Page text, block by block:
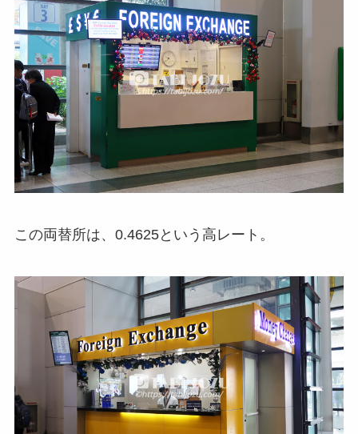
この両替所は、0.4625という高レート。